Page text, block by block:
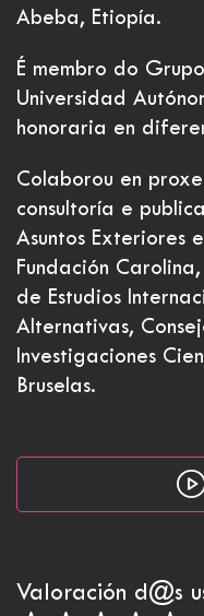
Abeba, Etiopía.
É membro do
Universidad
honoraria en
Colaborou en
consultoría e
Asuntos Exteriores
Fundación
de Estudios
Alternativas,
Investigaciones
Bruselas.
Valoración d@s